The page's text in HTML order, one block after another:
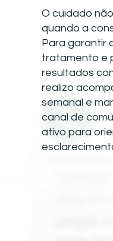
O cuidado
quando a
Para garantir
tratamento e
resultados
realizo
semanal e
canal de
ativo para